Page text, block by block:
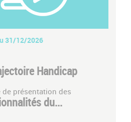
31/12/2026
Handicap
de présentation des
du...